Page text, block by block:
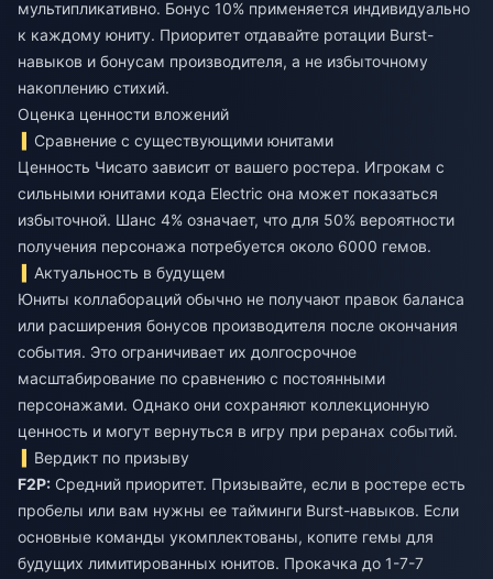
мультипликативно. Бонус 10% применяется индивидуально
к каждому юниту. Приоритет отдавайте ротации Burst-
навыков и бонусам производителя, а не избыточному
накоплению стихий.
Оценка ценности вложений
Сравнение с существующими юнитами
Ценность Чисато зависит от вашего ростера. Игрокам с
сильными юнитами кода Electric она может показаться
избыточной. Шанс 4% означает, что для 50% вероятности
получения персонажа потребуется около 6000 гемов.
Актуальность в будущем
Юниты коллабораций обычно не получают правок баланса
или расширения бонусов производителя после окончания
события. Это ограничивает их долгосрочное
масштабирование по сравнению с постоянными
персонажами. Однако они сохраняют коллекционную
ценность и могут вернуться в игру при реранах событий.
Вердикт по призыву
F2P: Средний приоритет. Призывайте, если в ростере есть
пробелы или вам нужны ее тайминги Burst-навыков. Если
основные команды укомплектованы, копите гемы для
будущих лимитированных юнитов. Прокачка до 1-7-7